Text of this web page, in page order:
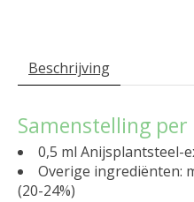
Beschrijving
Samenstelling
0,5 ml Anijsplantsteel-
Overige ingrediënten:
(20-24%)